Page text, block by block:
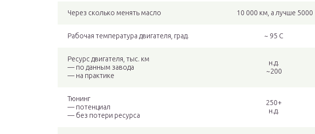
Через сколько менять масло 10 000 км, а лучше 5000
Рабочая температура двигателя, град. ~ 95 С
Ресурс двигателя, тыс. км
— по данным завода
— на практике
н.д.
~200
Тюнинг
— потенциал
— без потери ресурса
250+
н.д.